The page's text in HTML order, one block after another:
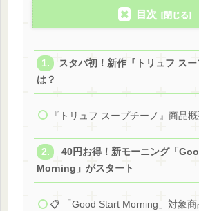
目次
スタバ初！新作『トリュフ ス
は？
『トリュフ スープチーノ』商品
40円お得！新モーニング「
Morning」がスタート
📋 「Good Start Morning」対象商